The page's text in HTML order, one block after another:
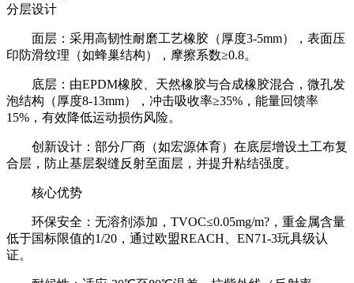
分层设计
面层：采用高韧性耐磨工艺橡胶（厚度3-5mm），表面压
印防滑纹理（如蜂巢结构），摩擦系数≥0.8。
底层：由EPDM橡胶、天然橡胶与合成橡胶混合，微孔发
泡结构（厚度8-13mm），冲击吸收率≥35%，能量回馈率
15%，有效降低运动损伤风险。
创新设计：部分厂商（如宏源体育）在底层增设土工布复
合层，防止基层裂缝反射至面层，并提升粘结强度。
核心优势
环保安全：无溶剂添加，TVOC≤0.05mg/m?，重金属含量
低于国标限值的1/20，通过欧盟REACH、EN71-3玩具级认
证。